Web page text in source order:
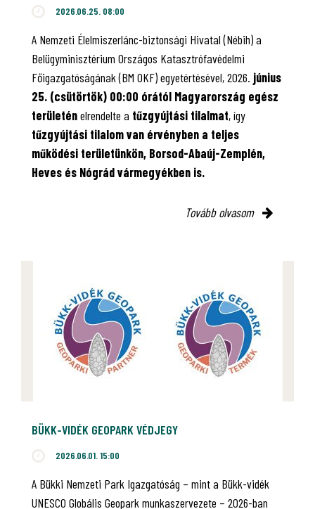
2026.06.25. 08:00
A Nemzeti Élelmiszerlánc-biztonsági Hivatal (Nébih) a
Belügyminisztérium Országos Katasztrófavédelmi
Főigazgatóságának (BM OKF) egyetértésével, 2026. június
25. (csütörtök) 00:00 órától Magyarország egész
területénelrendelte a tűzgyújtási tilalmat, így
tűzgyújtási tilalom van érvényben a teljes
működési területünkön, Borsod-Abaúj-Zemplén,
Heves és Nógrád vármegyékben is.
Tovább olvasom
BÜKK-VIDÉK GEOPARK VÉDJEGY
2026.06.01. 15:00
A Bükki Nemzeti Park Igazgatóság – mint a Bükk-vidék
UNESCO Globális Geopark munkaszervezete – 2026-ban